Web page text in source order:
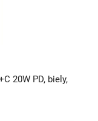
20W PD, biely,